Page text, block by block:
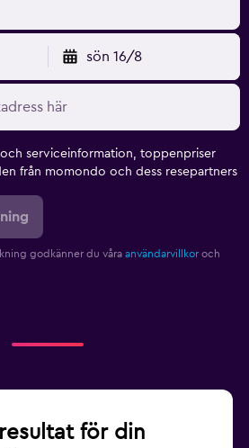
sön 16/8
serviceinformation, toppenpriser
från momondo och dess resepartners
godkänner du våra användarvillkor och
för din